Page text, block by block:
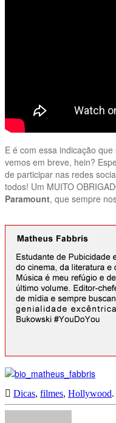
E é com essa indicação
vemos em breve, hein?
de participar nas redes
todos! Um MUITO
Paramount, que sempre
Dicas, filmes, Hollywood.